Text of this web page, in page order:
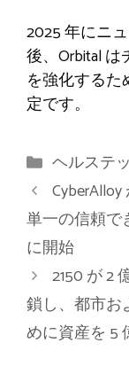
2025 年にニ
後、Orbital
を強化する
定です。
カ
テ
ゴ
リ
ー
ヘルステ
単一の信頼で
に開始
2150 が 2
鎖し、都市お
めに資産を 5